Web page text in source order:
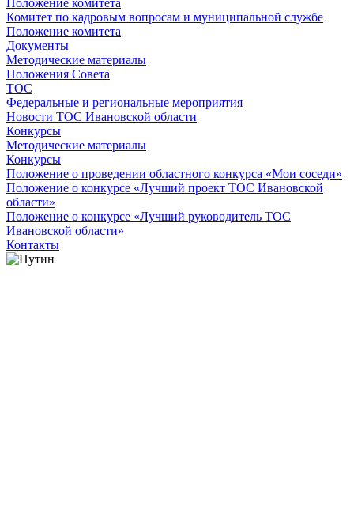
Положение комитета
Комитет по кадровым вопросам и муниципальной службе
Положение комитета
Документы
Методические материалы
Положения Совета
ТОС
Федеральные и региональные мероприятия
Новости ТОС Ивановской области
Конкурсы
Методические материалы
Конкурсы
Положение о проведении областного конкурса «Мои соседи»
Положение о конкурсе «Лучший проект ТОС Ивановской
области»
Положение о конкурсе «Лучший руководитель ТОС
Ивановской области»
Контакты